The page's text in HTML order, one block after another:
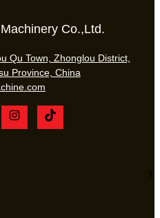
Co.,Ltd.
Qu Town, Zhonglou District,
Province, China